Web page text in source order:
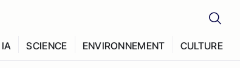
SCIENCE ENVIRONNEMENT CULTURE